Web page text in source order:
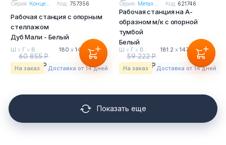
Серия: Конце... Код: 757356
Рабочая станция с опорным
стеллажом
Дуб Мали - Белый
Ш х Г х В : 180 х148 х75 см
56 595 Р
60 855 Р
На заказ Доставка от 14 дней
Серия: Метал... Код: 621746
Рабочая станция на А-
образном м/к с опорной
тумбой
Белый
Ш х Г х В : 181.2 х 147.5 х75 см
55 077 Р
59 222 Р
На заказ Доставка от 14 дней
Показать еще